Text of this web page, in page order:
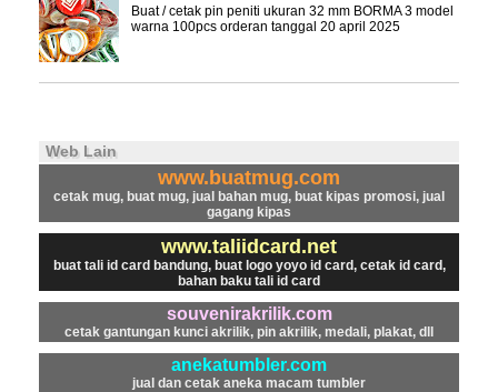
Buat / cetak pin peniti ukuran 32 mm BORMA 3 model
warna 100pcs orderan tanggal 20 april 2025
Web Lain
www.buatmug.com
cetak mug, buat mug, jual bahan mug, buat kipas promosi, jual
gagang kipas
www.taliidcard.net
buat tali id card bandung, buat logo yoyo id card, cetak id card,
bahan baku tali id card
souvenirakrilik.com
cetak gantungan kunci akrilik, pin akrilik, medali, plakat, dll
anekatumbler.com
jual dan cetak aneka macam tumbler